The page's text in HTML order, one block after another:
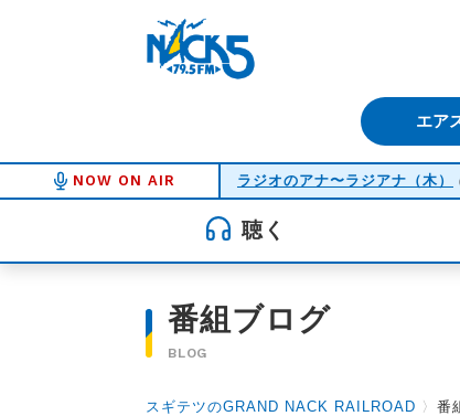
エア
NOW ON AIR ラジオのアナ〜ラジアナ（木）
聴く
番組ブログ
BLOG
スギテツのGRAND NACK RAILROAD 〉 番